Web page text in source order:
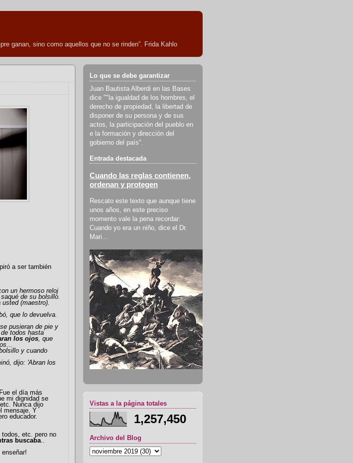
ganan, sino como aquellos que no se rinden”. Frida Kahlo
a ser también
un hermoso reloj
de su bolsillo.
(maestro).
que lo devuelva.
pusieran de pie y
todos hasta
los ojos, que
y cuando
dijo: 'Abran los
el día más
mi dignidad se
Nunca dijo
mensaje. Y
educador.
todos, etc. pero no
buscaba..
Lo que se debe garantizar
Juan Bautista Alberdi en las Bases
dice ""la igualdad de los hombres, el
derecho de propiedad, la libertad de
disponer de su persona y de sus
actos, la participación del pueblo en
e la formación y dirección del
gobierno del país".
Entrada destacada
Cuando las reglas contienen,
ordenan y protegen
Rescato este texto que aunque tiene
unos años, en este preciso
momento vale la pena recordar:
Cuando yo era un niño, dice el Dr.
Mari...
Vistas a la página totales
1,257,450
Archivo del Blog